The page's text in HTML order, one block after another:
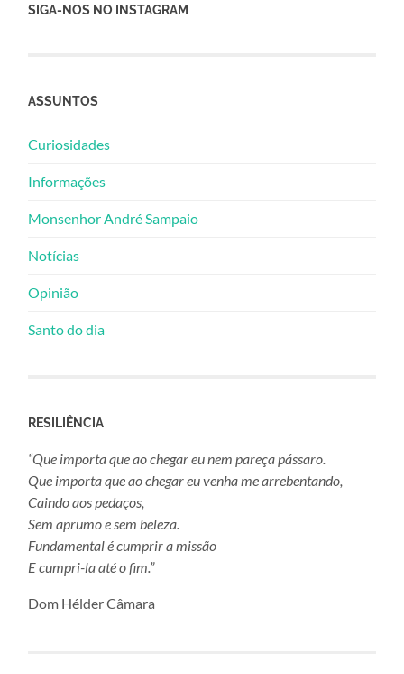
SIGA-NOS NO INSTAGRAM
ASSUNTOS
Curiosidades
Informações
Monsenhor André Sampaio
Notícias
Opinião
Santo do dia
RESILIÊNCIA
“Que importa que ao chegar eu nem pareça pássaro.
Que importa que ao chegar eu venha me arrebentando,
Caindo aos pedaços,
Sem aprumo e sem beleza.
Fundamental é cumprir a missão
E cumpri-la até o fim.”
Dom Hélder Câmara